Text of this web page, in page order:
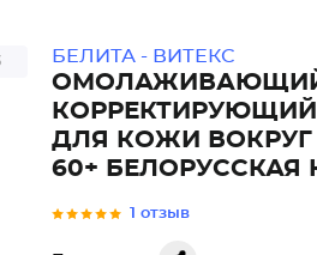
БЕЛИТА - ВИТЕКС
ДЛЯ КОЖИ ВОКРУГ
60+ БЕЛОРУССКАЯ
1 отзыв